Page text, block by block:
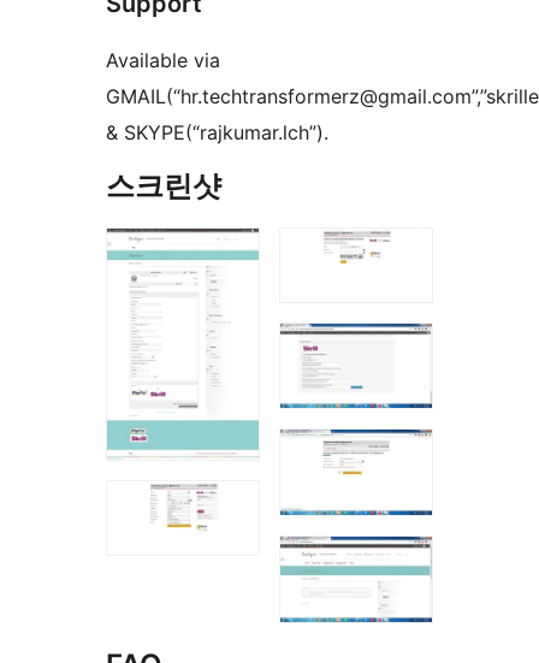
Available via
& SKYPE(“rajkumar.lch”).
스크린샷